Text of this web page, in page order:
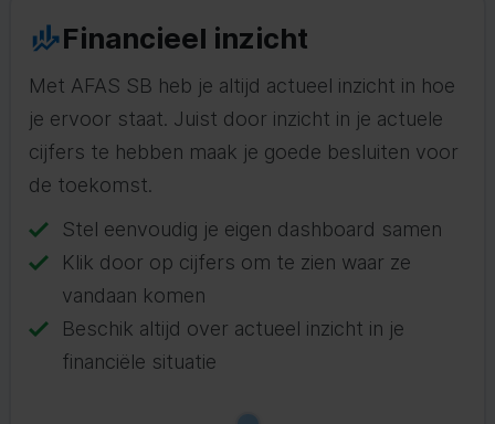
Financieel inzicht
Met AFAS SB heb je altijd actueel inzicht in hoe
je ervoor staat. Juist door inzicht in je actuele
cijfers te hebben maak je goede besluiten voor
de toekomst.
Stel eenvoudig je eigen dashboard samen
Klik door op cijfers om te zien waar ze
vandaan komen
Beschik altijd over actueel inzicht in je
financiële situatie